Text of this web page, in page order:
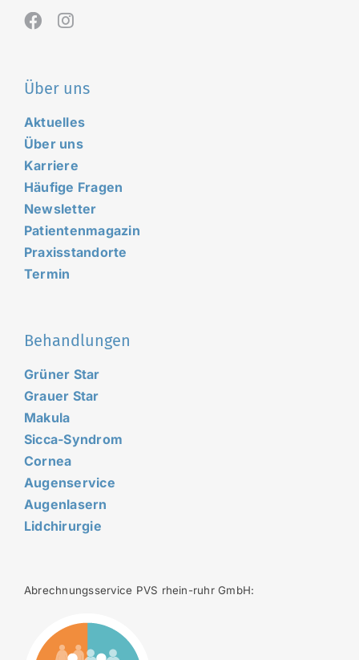
Über uns
Aktuelles
Über uns
Karriere
Häufige Fragen
Newsletter
Patientenmagazin
Praxisstandorte
Termin
Behandlungen
Grüner Star
Grauer Star
Makula
Sicca-Syndrom
Cornea
Augenservice
Augenlasern
Lidchirurgie
Abrechnungsservice PVS rhein-ruhr GmbH: